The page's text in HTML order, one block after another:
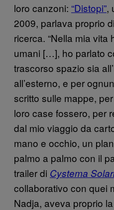
loro canzoni: “Distopi”,
2009, parlava proprio
ricerca. “Nella mia
umani […], ho parlato
trascorso spazio sia
all’esterno, e per
scritto sulle mappe,
loro case fossero, per
dal mio viaggio da
mano e occhio, un
palmo a palmo con il
trailer di Cystema
collaborativo con quei
Nadja, aveva proprio